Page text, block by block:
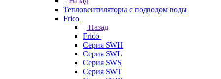
Тепловентиляторы с подводом воды
Frico
Назад
Frico
Серия SWH
Серия SWL
Серия SWS
Серия SWT